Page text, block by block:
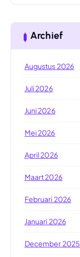
Archief
Augustus 2026
Juli 2026
Juni 2026
Mei 2026
April 2026
Maart 2026
Februari 2026
Januari 2026
December 2025